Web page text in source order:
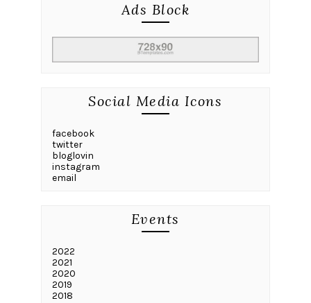
Ads Block
Social Media Icons
facebook
twitter
bloglovin
instagram
email
Events
2022
2021
2020
2019
2018